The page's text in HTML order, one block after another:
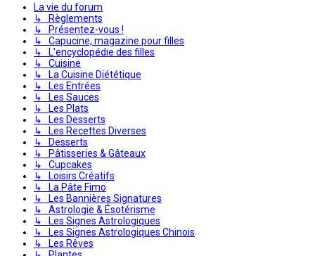
La vie du forum
↳ Règlements
↳ Présentez-vous !
↳ Capucine, magazine pour filles
↳ L'encyclopédie des filles
↳ Cuisine
↳ La Cuisine Diététique
↳ Les Entrées
↳ Les Sauces
↳ Les Plats
↳ Les Desserts
↳ Les Recettes Diverses
↳ Desserts
↳ Pâtisseries & Gâteaux
↳ Cupcakes
↳ Loisirs Créatifs
↳ La Pâte Fimo
↳ Les Bannières Signatures
↳ Astrologie & Ésotérisme
↳ Les Signes Astrologiques
↳ Les Signes Astrologiques Chinois
↳ Les Rêves